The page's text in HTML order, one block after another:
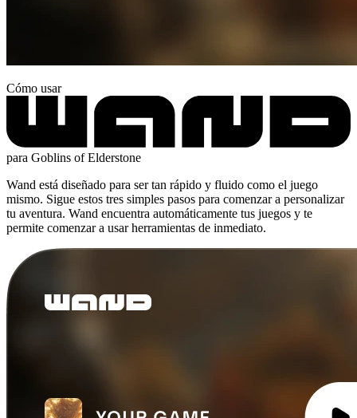
Cómo usar
para Goblins of Elderstone
Wand está diseñado para ser tan rápido y fluido como el juego
mismo. Sigue estos tres simples pasos para comenzar a personalizar
tu aventura. Wand encuentra automáticamente tus juegos y te
permite comenzar a usar herramientas de inmediato.